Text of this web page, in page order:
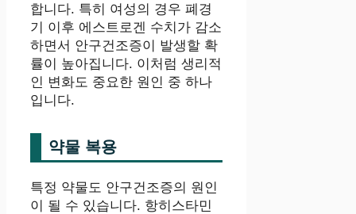
합니다. 특히 여성의 경우 폐경
기 이후 에스트로겐 수치가 감소
하면서 안구건조증이 발생할 확
률이 높아집니다. 이처럼 생리적
인 변화도 중요한 원인 중 하나
입니다.
약물 복용
특정 약물도 안구건조증의 원인
이 될 수 있습니다. 항히스타민